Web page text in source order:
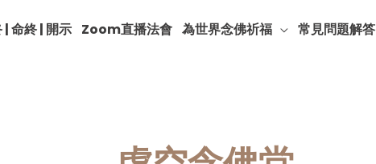
| 命終 | 開示 Zoom直播法會 為世界念佛祈福 常見問題解答